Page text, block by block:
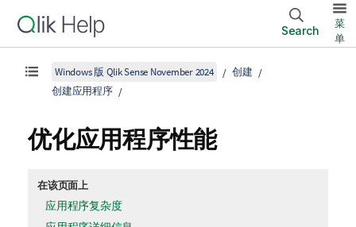
Search
菜
单
Windows 版 Qlik Sense November 2024
创建
创建应用程序
优化应用程序性能
在该页面上
应用程序复杂度